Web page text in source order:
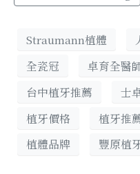
Straumann植體
全瓷冠
卓育全醫
台中植牙推薦
士
植牙價格
植牙推
植體品牌
豐原植